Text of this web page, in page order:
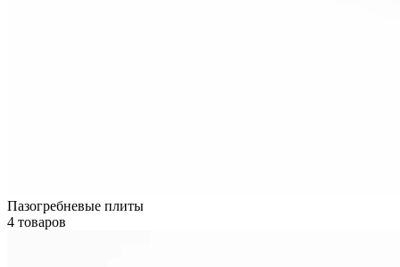
Пазогребневые плиты
4 товаров